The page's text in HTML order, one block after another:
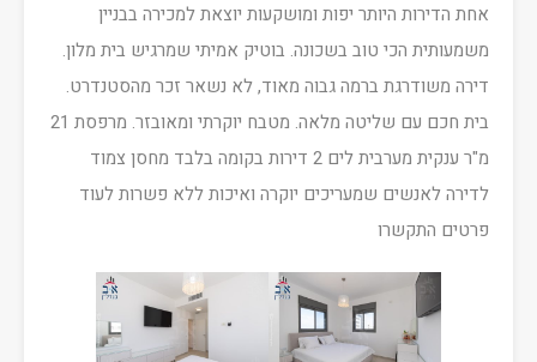
אחת הדירות היותר יפות ומושקעות יוצאת למכירה בבניין
משמעותית הכי טוב בשכונה. בוטיק אמיתי שמרגיש בית מלון.
דירה משודרגת ברמה גבוה מאוד, לא נשאר זכר מהסטנדרט.
בית חכם עם שליטה מלאה. מטבח יוקרתי ומאובזר. מרפסת 21
מ"ר ענקית מערבית לים 2 דירות בקומה בלבד מחסן צמוד
לדירה לאנשים שמעריכים יוקרה ואיכות ללא פשרות לעוד
פרטים התקשרו